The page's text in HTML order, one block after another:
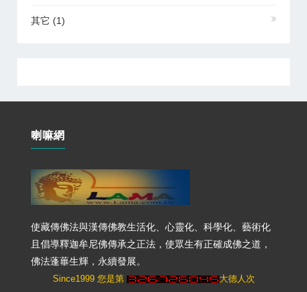
其它 (1)
喇嘛網
使藏傳佛法與漢傳佛教生活化、心靈化、科學化、藝術化
且倡導釋迦牟尼佛傳承之正法，使眾生有正確成佛之道，
佛法蓬蓽生輝，永續發展。
Since1999 您是第 大德人次